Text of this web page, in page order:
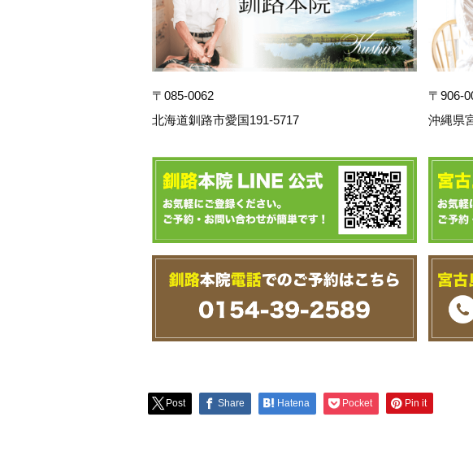
〒085-0062
北海道釧路市愛国191-5717
〒906-
沖縄県
Post Share Hatena Pocket Pin it